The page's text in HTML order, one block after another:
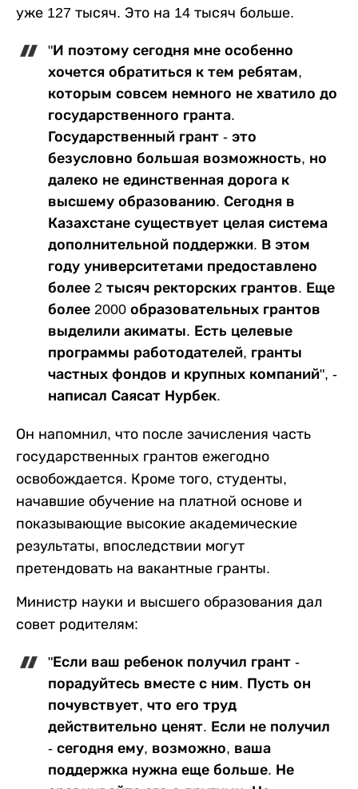
уже 127 тысяч. Это на 14 тысяч больше.
"И поэтому сегодня мне особенно
хочется обратиться к тем ребятам,
которым совсем немного не хватило до
государственного гранта.
Государственный грант - это
безусловно большая возможность, но
далеко не единственная дорога к
высшему образованию. Сегодня в
Казахстане существует целая система
дополнительной поддержки. В этом
году университетами предоставлено
более 2 тысяч ректорских грантов. Еще
более 2000 образовательных грантов
выделили акиматы. Есть целевые
программы работодателей, гранты
частных фондов и крупных компаний", -
написал Саясат Нурбек.
Он напомнил, что после зачисления часть
государственных грантов ежегодно
освобождается. Кроме того, студенты,
начавшие обучение на платной основе и
показывающие высокие академические
результаты, впоследствии могут
претендовать на вакантные гранты.
Министр науки и высшего образования дал
совет родителям:
"Если ваш ребенок получил грант -
порадуйтесь вместе с ним. Пусть он
почувствует, что его труд
действительно ценят. Если не получил
- сегодня ему, возможно, ваша
поддержка нужна еще больше. Не